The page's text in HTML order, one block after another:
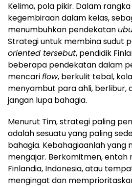
Kelima, pola pikir. Dalam
kegembiraan dalam kelas,
menumbuhkan pendekatan
Strategi untuk membina sudut
oriented tersebut, pendidik
beberapa pendekatan dalam
mencariflow, berkulit tebal,
menyambut para ahli, berlibur,
jangan lupa bahagia.
Menurut Tim, strategi paling
adalah sesuatu yang paling
bahagia. Kebahagiaanlah
mengajar. Berkomitmen, entah
Finlandia, Indonesia, atau
mengingat dan